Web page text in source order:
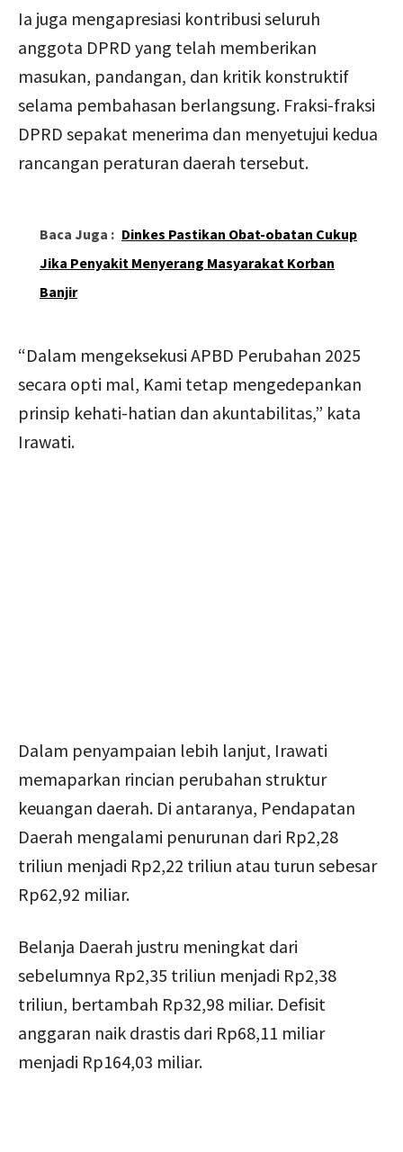
Ia juga mengapresiasi kontribusi seluruh
anggota DPRD yang telah memberikan
masukan, pandangan, dan kritik konstruktif
selama pembahasan berlangsung. Fraksi-fraksi
DPRD sepakat menerima dan menyetujui kedua
rancangan peraturan daerah tersebut.
Baca Juga : Dinkes Pastikan Obat-obatan Cukup
Jika Penyakit Menyerang Masyarakat Korban
Banjir
“Dalam mengeksekusi APBD Perubahan 2025
secara opti mal, Kami tetap mengedepankan
prinsip kehati-hatian dan akuntabilitas,” kata
Irawati.
Dalam penyampaian lebih lanjut, Irawati
memaparkan rincian perubahan struktur
keuangan daerah. Di antaranya, Pendapatan
Daerah mengalami penurunan dari Rp2,28
triliun menjadi Rp2,22 triliun atau turun sebesar
Rp62,92 miliar.
Belanja Daerah justru meningkat dari
sebelumnya Rp2,35 triliun menjadi Rp2,38
triliun, bertambah Rp32,98 miliar. Defisit
anggaran naik drastis dari Rp68,11 miliar
menjadi Rp164,03 miliar.